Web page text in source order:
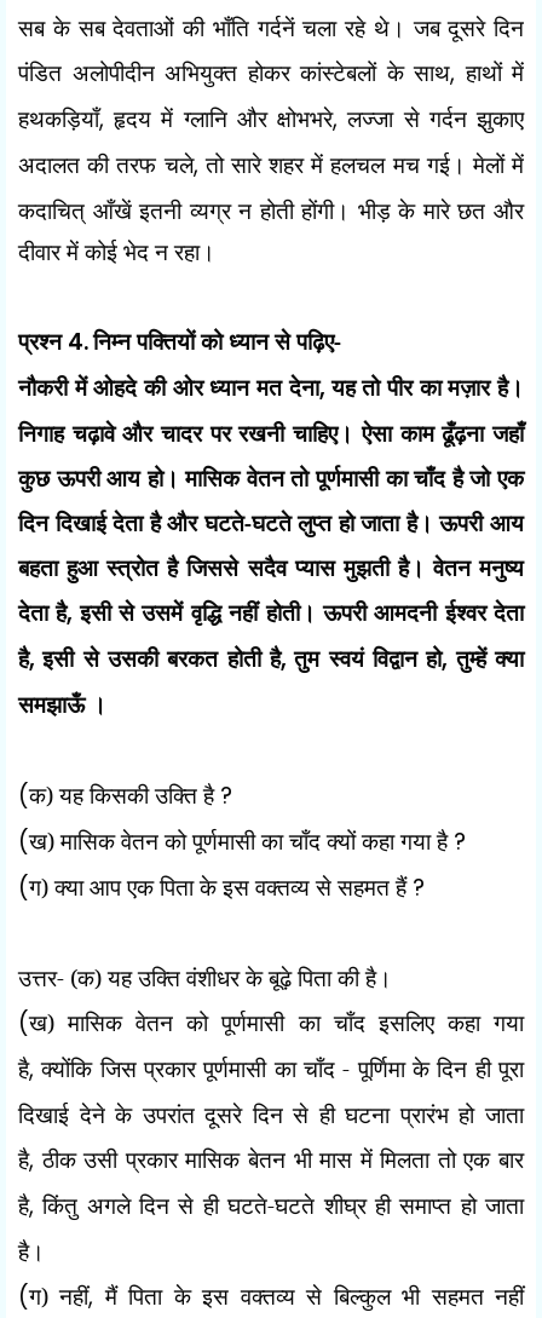
सब के सब देवताओं की भाँति गर्दनें चला रहे थे। जब दूसरे दिन
पंडित अलोपीदीन अभियुक्त होकर कांस्टेबलों के साथ,हाथों में
हथकड़ियाँ,हृदय में ग्लानि और क्षोभभरे,लज्जा से गर्दन झुकाए
अदालत की तरफ चले,तो सारे शहर में हलचल मच गई। मेलों में
कदाचित् आँखें इतनी व्यग्र न होती होंगी। भीड़ के मारे छत और
दीवार में कोई भेद न रहा।
प्रश्न 4.निम्न पक्तियों को ध्यान से पढ़िए-
नौकरी में ओहदे की ओर ध्यान मत देना,यह तो पीर का मज़ार है।
निगाह चढ़ावे और चादर पर रखनी चाहिए। ऐसा काम ढूँढ़ना जहाँ
कुछ ऊपरी आय हो। मासिक वेतन तो पूर्णमासी का चाँद है जो एक
दिन दिखाई देता है और घटते-घटते लुप्त हो जाता है। ऊपरी आय
बहता हुआ स्त्रोत है जिससे सदैव प्यास मुझती है। वेतन मनुष्य
देता है,इसी से उसमें वृद्धि नहीं होती। ऊपरी आमदनी ईश्वर देता
है,इसी से उसकी बरकत होती है,तुम स्वयं विद्वान हो,तुम्हें क्या
समझाऊँ ।
(क) यह किसकी उक्ति है ?
(ख) मासिक वेतन को पूर्णमासी का चाँद क्यों कहा गया है ?
(ग) क्या आप एक पिता के इस वक्तव्य से सहमत हैं ?
उत्तर- (क) यह उक्ति वंशीधर के बूढ़े पिता की है।
(ख) मासिक वेतन को पूर्णमासी का चाँद इसलिए कहा गया
है,क्योंकि जिस प्रकार पूर्णमासी का चाँद - पूर्णिमा के दिन ही पूरा
दिखाई देने के उपरांत दूसरे दिन से ही घटना प्रारंभ हो जाता
है,ठीक उसी प्रकार मासिक बेतन भी मास में मिलता तो एक बार
है,किंतु अगले दिन से ही घटते-घटते शीघ्र ही समाप्त हो जाता
है।
(ग) नहीं,मैं पिता के इस वक्तव्य से बिल्कुल भी सहमत नहीं